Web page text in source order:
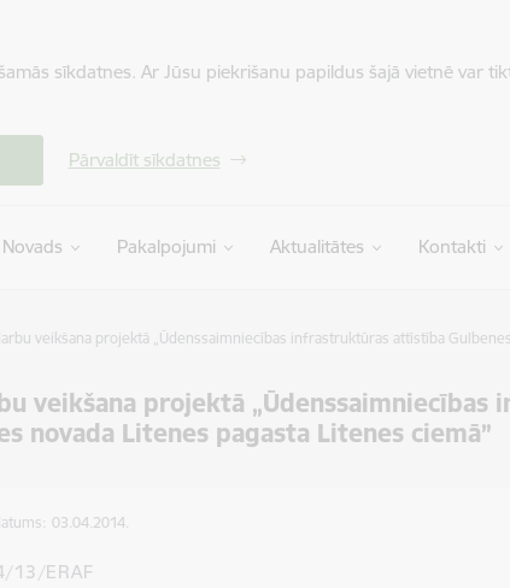
sīkdatnes. Ar Jūsu piekrišanu papildus šajā vietnē var
Pārvaldīt sīkdatnes
Novads Pakalpojumi Aktualitātes Kontakti
veikšana projektā „Ūdenssaimniecības infrastruktūras attīstība
veikšana projektā
novada Litenes pagasta Litenes ciemā”
03.04.2014.
13/ERAF